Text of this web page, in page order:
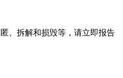
、拆解和损毁等，请立即报告